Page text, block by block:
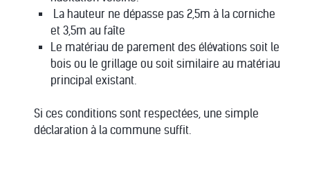
La hauteur ne dépasse pas 2,5m à la corniche
et 3,5m au faîte
Le matériau de parement des élévations soit le
bois ou le grillage ou soit similaire au matériau
principal existant.
Si ces conditions sont respectées, une simple
déclaration à la commune suffit.